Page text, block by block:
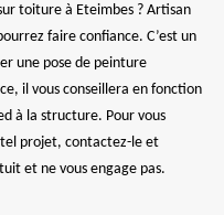
toiture à Eteimbes ? Artisan
faire confiance. C’est un
une pose de peinture
il vous conseillera en fonction
à la structure. Pour vous
tel projet, contactez-le et
et ne vous engage pas.